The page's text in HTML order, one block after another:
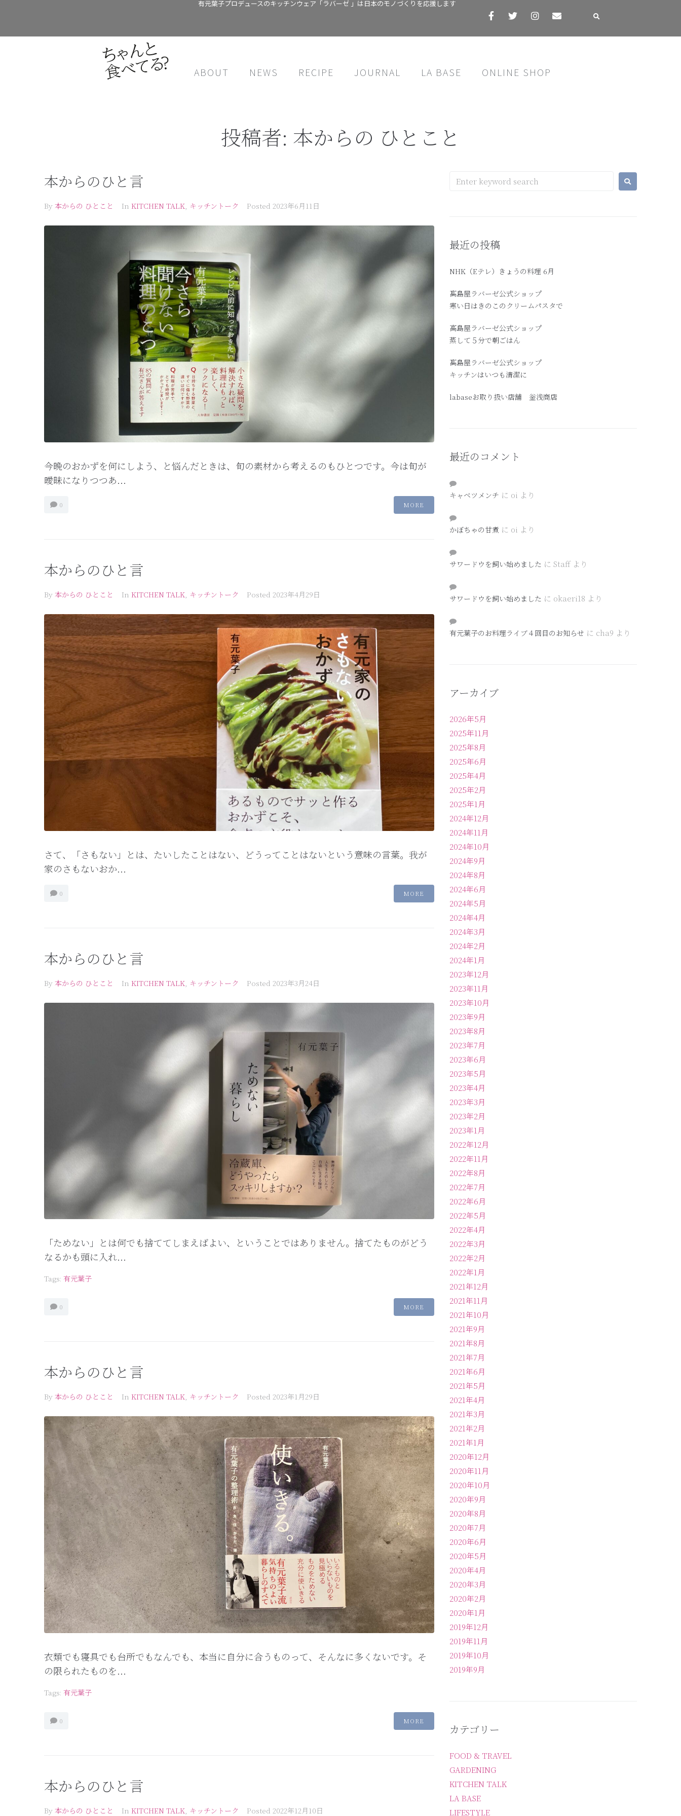
有元葉子プロデュースのキッチンウェア「ラバーゼ 」は日本のモノづくりを応援します
ABOUT NEWS RECIPE JOURNAL LA BASE ONLINE SHOP
投稿者: 本からの ひとこと
本からのひと言
By 本からの ひとこと In KITCHEN TALK, キッチントーク Posted 2023年6月11日
今晩のおかずを何にしよう、と悩んだときは、旬の素材から考えるのもひとつです。今は旬が
曖昧になりつつあ...
0 MORE
本からのひと言
By 本からの ひとこと In KITCHEN TALK キッチントーク Posted 2023年4月29日
さて、「さもない」とは、たいしたことはない、どうってことはないという意味の言葉。我が
家のさもないおか...
0 MORE
本からのひと言
By 本からの ひとこと In KITCHEN TALK キッチントーク Posted 2023年3月24日
「ためない」とは何でも捨ててしまえばよい、ということではありません。捨てたものがどう
なるかも頭に入れ...
Tags: 有元葉子
0 MORE
本からのひと言
By 本からの ひとこと In KITCHEN TALK, キッチントーク Posted 2023年1月29日
衣類でも寝具でも台所でもなんでも、本当に自分に合うものって、そんなに多くないです。そ
の限られたものを...
Tags: 有元葉子
0 MORE
本からのひと言
By 本からの ひとこと In KITCHEN TALK, キッチントーク Posted 2022年12月10日
最近の投稿
NHK（Eテレ）きょうの料理 6月
髙島屋ラバーゼ公式ショップ
寒い日はきのこのクリームパスタで
高島屋ラバーゼ公式ショップ
蒸して５分で朝ごはん
髙島屋ラバーゼ公式ショップ
キッチンはいつも清潔に
labaseお取り扱い店舗 釡浅商店
最近のコメント
キャベツメンチ に oi より
かぼちゃの甘煮 に oi より
サワードウを飼い始めました に Staffより
サワードウを飼い始めました に okaeri18 より
有元葉子のお料理ライブ４回目のお知らせ に cha9 より
アーカイブ
2026年5月
2025年11月
2025年8月
2025年6月
2025年4月
2025年2月
2025年1月
2024年12月
2024年11月
2024年10月
2024年9月
2024年8月
2024年6月
2024年5月
2024年4月
2024年3月
2024年2月
2024年1月
2023年12月
2023年11月
2023年10月
2023年9月
2023年8月
2023年7月
2023年6月
2023年5月
2023年4月
2023年3月
2023年2月
2023年1月
2022年12月
2022年11月
2022年8月
2022年7月
2022年6月
2022年5月
2022年4月
2022年3月
2022年2月
2022年1月
2021年12月
2021年11月
2021年10月
2021年9月
2021年8月
2021年7月
2021年6月
2021年5月
2021年4月
2021年3月
2021年2月
2021年1月
2020年12月
2020年11月
2020年10月
2020年9月
2020年8月
2020年7月
2020年6月
2020年5月
2020年4月
2020年3月
2020年2月
2020年1月
2019年12月
2019年11月
2019年10月
2019年9月
カテゴリー
FOOD & TRAVEL
GARDENING
KITCHEN TALK
LA BASE
LIFESTYLE